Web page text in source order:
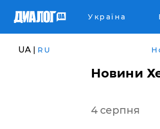
Україна
UA | RU
Новини
4 серпня